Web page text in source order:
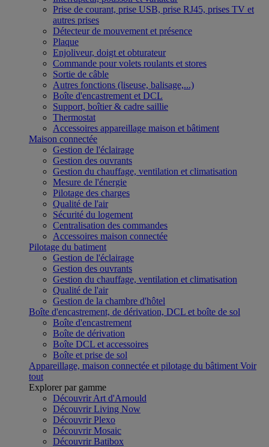
Prise de courant, prise USB, prise RJ45, prises TV et
autres prises
Détecteur de mouvement et présence
Plaque
Enjoliveur, doigt et obturateur
Commande pour volets roulants et stores
Sortie de câble
Autres fonctions (liseuse, balisage,...)
Boîte d'encastrement et DCL
Support, boîtier & cadre saillie
Thermostat
Accessoires appareillage maison et bâtiment
Maison connectée
Gestion de l'éclairage
Gestion des ouvrants
Gestion du chauffage, ventilation et climatisation
Mesure de l'énergie
Pilotage des charges
Qualité de l'air
Sécurité du logement
Centralisation des commandes
Accessoires maison connectée
Pilotage du batiment
Gestion de l'éclairage
Gestion des ouvrants
Gestion du chauffage, ventilation et climatisation
Qualité de l'air
Gestion de la chambre d'hôtel
Boîte d'encastrement, de dérivation, DCL et boîte de sol
Boîte d'encastrement
Boîte de dérivation
Boîte DCL et accessoires
Boîte et prise de sol
Appareillage, maison connectée et pilotage du bâtiment Voir
tout
Explorer par gamme
Découvrir Art d'Arnould
Découvrir Living Now
Découvrir Plexo
Découvrir Mosaic
Découvrir Batibox